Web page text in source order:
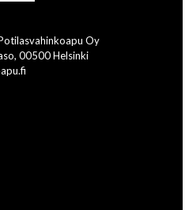
Oy
00500 Helsinki